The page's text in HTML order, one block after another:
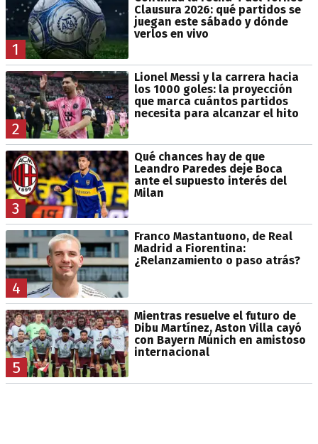
1
Clausura 2026: qué partidos se
juegan este sábado y dónde
verlos en vivo
2
Lionel Messi y la carrera hacia
los 1000 goles: la proyección
que marca cuántos partidos
necesita para alcanzar el hito
3
Qué chances hay de que
Leandro Paredes deje Boca
ante el supuesto interés del
Milan
4
Franco Mastantuono, de Real
Madrid a Fiorentina:
¿Relanzamiento o paso atrás?
5
Mientras resuelve el futuro de
Dibu Martínez, Aston Villa cayó
con Bayern Múnich en amistoso
internacional